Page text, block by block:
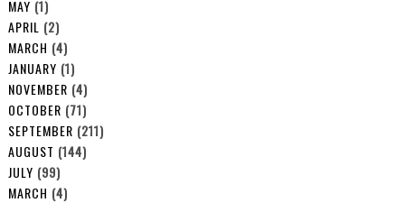
MAY (1)
APRIL (2)
MARCH (4)
JANUARY (1)
NOVEMBER (4)
OCTOBER (71)
SEPTEMBER (211)
AUGUST (144)
JULY (99)
MARCH (4)